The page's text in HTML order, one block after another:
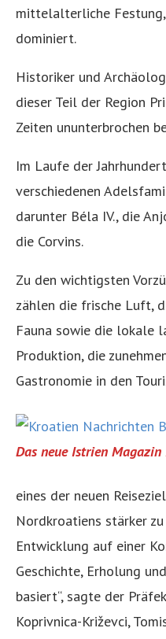
mittelalterliche
dominiert.
Historiker und
dieser Teil der Region
Zeiten ununterbrochen
Im Laufe der
verschiedenen
darunter Béla IV., die
die Corvins.
Zu den wichtigsten
zählen die frische Luft,
Fauna sowie die lokale
Produktion, die
Gastronomie in den
Das neue Istrien
eines der neuen
Nordkroatiens stärker
Entwicklung auf einer
Geschichte, Erholung
basiert“, sagte der
Koprivnica-Križevci,